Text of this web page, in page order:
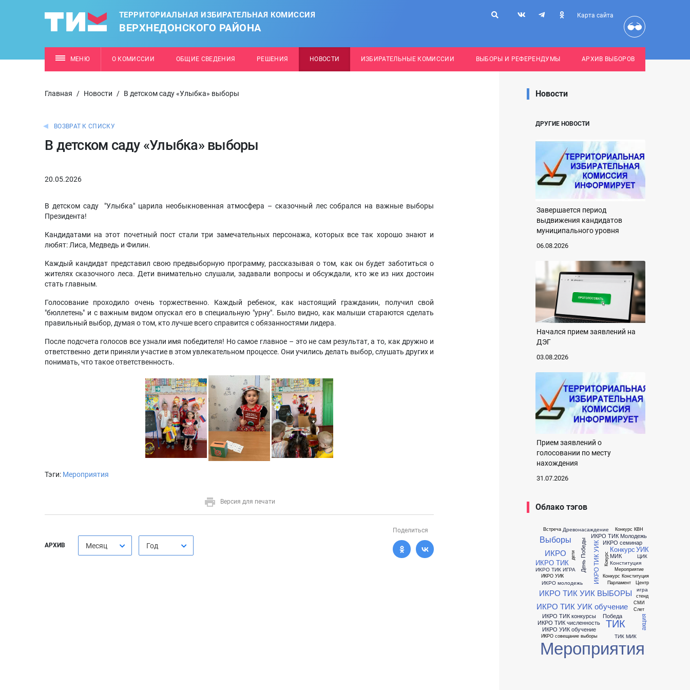
ТЕРРИТОРИАЛЬНАЯ ИЗБИРАТЕЛЬНАЯ КОМИССИЯ
ВЕРХНЕДОНСКОГО РАЙОНА
Карта сайта
МЕНЮ О КОМИССИИ ОБЩИЕ СВЕДЕНИЯ РЕШЕНИЯ НОВОСТИ ИЗБИРАТЕЛЬНЫЕ КОМИССИИ ВЫБОРЫ И РЕФЕРЕНДУМЫ АРХИВ ВЫБОРОВ
Главная / Новости / В детском саду «Улыбка» выборы
ВОЗВРАТ К СПИСКУ
В детском саду «Улыбка» выборы
20.05.2026
В детском саду "Улыбка" царила необыкновенная атмосфера – сказочный лес собрался на важные выборы
Президента!
Кандидатами на этот почетный пост стали три замечательных персонажа, которых все так хорошо знают и
любят: Лиса, Медведь и Филин.
Каждый кандидат представил свою предвыборную программу, рассказывая о том, как он будет заботиться о
жителях сказочного леса. Дети внимательно слушали, задавали вопросы и обсуждали, кто же из них достоин
стать главным.
Голосование проходило очень торжественно. Каждый ребенок, как настоящий гражданин, получил свой
"бюллетень" и с важным видом опускал его в специальную "урну". Было видно, как малыши стараются сделать
правильный выбор, думая о том, кто лучше всего справится с обязанностями лидера.
После подсчета голосов все узнали имя победителя! Но самое главное – это не сам результат, а то, как дружно и
ответственно дети приняли участие в этом увлекательном процессе. Они учились делать выбор, слушать других и
понимать, что такое ответственность.
Тэги: Мероприятия
Версия для печати
АРХИВ Месяц Год
Поделиться
Новости
ДРУГИЕ НОВОСТИ
Завершается период
выдвижения кандидатов
муниципального уровня
06.08.2026
Начался прием заявлений на
ДЭГ
03.08.2026
Прием заявлений о
голосовании по месту
нахождения
31.07.2026
Облако тэгов
Встреча
Выборы День Победы
Древонасаждение
ИКРО
ИКРО ТИК
ИКРО ТИК ИГРА
ИКРО ТИК Молодежь
ИКРО ТИК УИК
ИКРО ТИК УИК ВЫБОРЫ
ИКРО ТИК УИК обучение
ИКРО ТИК конкурсы
ИКРО ТИК численность
ИКРО УИК
ИКРО УИК обучение
ИКРО молодежь
ИКРО семинар
ИКРО совещание выборы
Кокурс
Конкурс
Конкурс КВН
Конкурс Конституция
Конституция
МИК
Мероприятие
Мероприятия
Парламент
Победа
СМИ
Слет
ТИК
ТИК МИК
УИК
ЦИК
Центр
акция
дети
игра
стенд